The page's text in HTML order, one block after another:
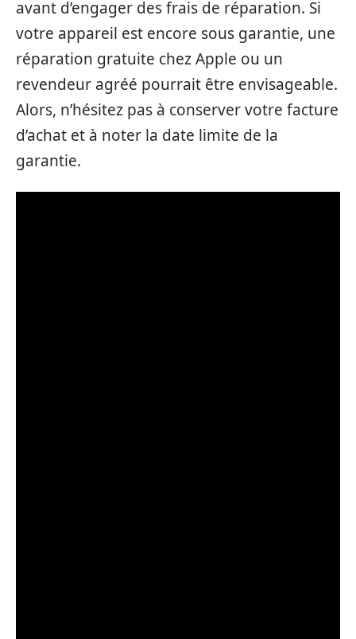
avant d’engager des frais de réparation. Si
votre appareil est encore sous garantie, une
réparation gratuite chez Apple ou un
revendeur agréé pourrait être envisageable.
Alors, n’hésitez pas à conserver votre facture
d’achat et à noter la date limite de la
garantie.